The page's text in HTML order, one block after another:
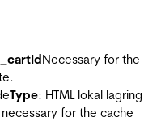
Necessary for the
Type: HTML lokal lagring
for the cache